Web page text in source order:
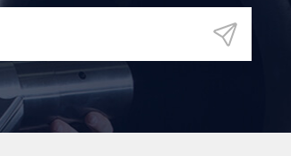
됩니다.
크류
손실의
지를 더
현저합
델 LGL-
/
DN160